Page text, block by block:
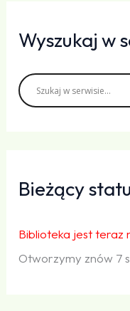
Wyszukaj w
Bieżący
Biblioteka jest teraz
Otworzymy znów 7